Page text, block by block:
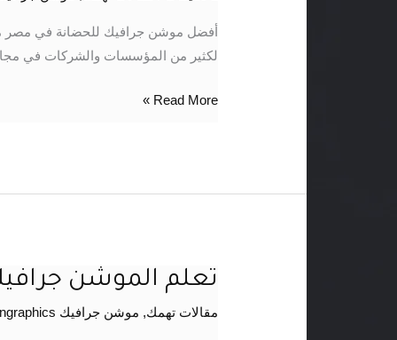
أفضل موشن جرافيك للحضانة في مصر
لكثير من المؤسسات والشركات في
للحضانة
في
Read More »
تعلم الموشن
مقالات تهمك, موشن جرافيك motiongraphics
تعلم